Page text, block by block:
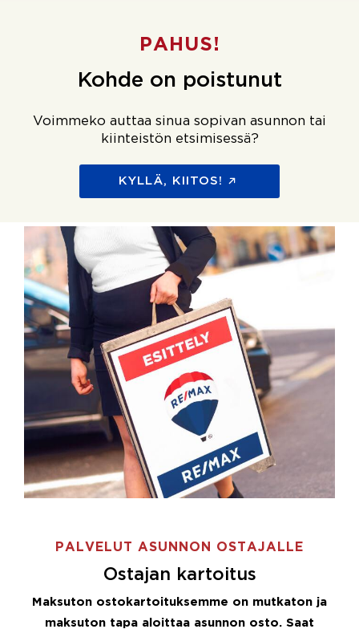
PAHUS!
Kohde on poistunut
Voimmeko auttaa sinua sopivan asunnon tai
kiinteistön etsimisessä?
KYLLÄ, KIITOS!
PALVELUT ASUNNON OSTAJALLE
Ostajan kartoitus
Maksuton ostokartoituksemme on mutkaton ja
maksuton tapa aloittaa asunnon osto. Saat